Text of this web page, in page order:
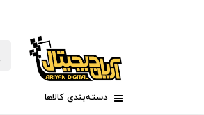
دسته‌بندی کالاها